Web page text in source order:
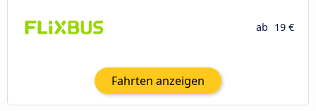
ab 19 €
Fahrten anzeigen